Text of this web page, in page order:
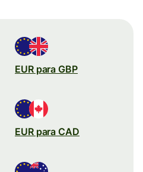
EUR para GBP
EUR para CAD